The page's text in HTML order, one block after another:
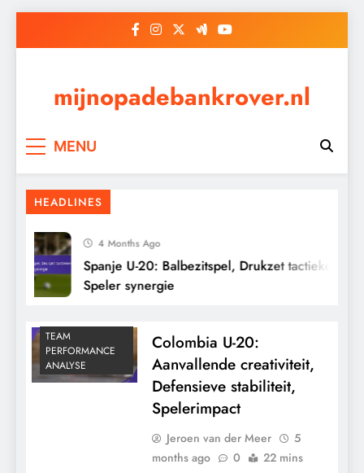
mijnopadebankrover.nl
MENU
HEADLINES
4 Months Ago
Spanje U-20: Balbezitspel, Drukzet tactieken,
Speler synergie
TEAM
PERFORMANCE
ANALYSE
Colombia U-20:
Aanvallende creativiteit,
Defensieve stabiliteit,
Spelerimpact
Jeroen van der Meer
5
months ago
0 22 mins